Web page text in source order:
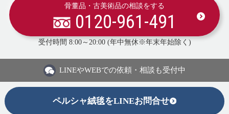
骨董品・古美術品の相談をする
0120-961-491
受付時間 8:00～20:00 (年中無休※年末年始除く)
LINEやWEBでの依頼・相談も受付中
ペルシャ絨毯をLINEお問合せ